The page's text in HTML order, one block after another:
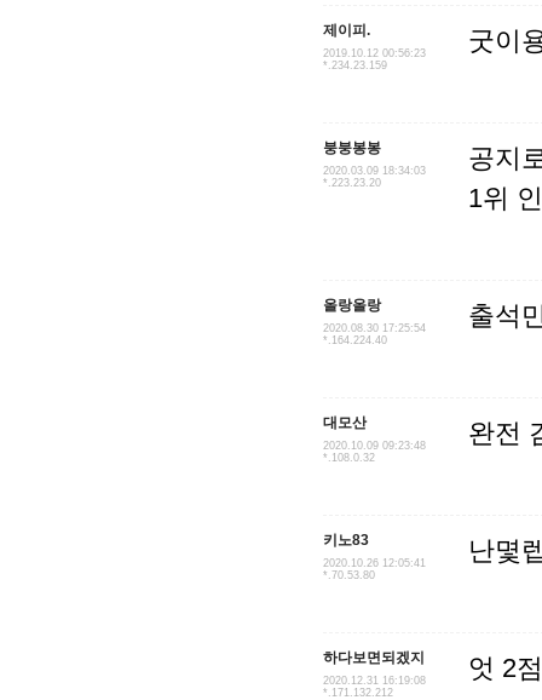
제이피.
2019.10.12 00:56:23
*.234.23.159
굿이
붕붕봉봉
2020.03.09 18:34:03
*.223.23.20
공지
1위
올랑올랑
2020.08.30 17:25:54
*.164.224.40
출석
대모산
2020.10.09 09:23:48
*.108.0.32
완전
키노83
2020.10.26 12:05:41
*.70.53.80
난몇
하다보면되겠지
2020.12.31 16:19:08
*.171.132.212
엇 2